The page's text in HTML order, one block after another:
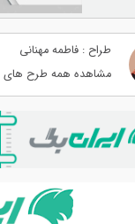
طراح : فاطمه مهنانی
مشاهده همه طرح های